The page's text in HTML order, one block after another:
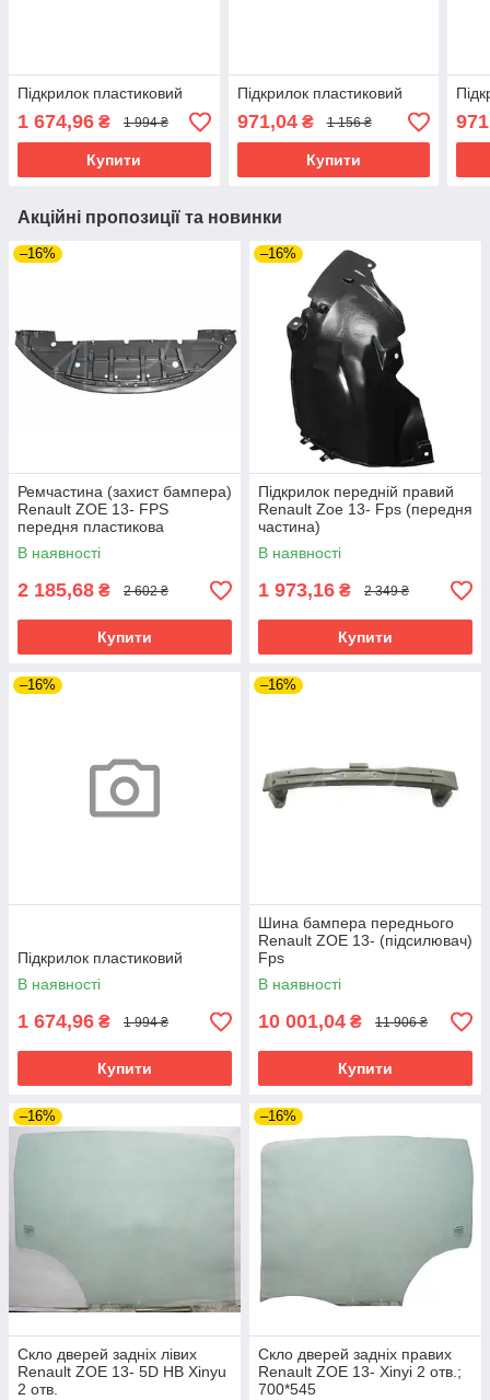
Підкрилок пластиковий
1 674,96 ₴ 1 994 ₴
Купити
Підкрилок пластиковий
971,04₴ 1 156 ₴
Купити
Акційні пропозиції та новинки
–16%
Ремчастина (захист бампера)
Renault ZOE 13- FPS
передня пластикова
В наявності
2 185,68 ₴ 2 602 ₴
Купити
–16%
Підкрилок передній правий
Renault Zoe 13- Fps (передня
частина)
В наявності
1 973,16 ₴ 2 349 ₴
Купити
–16%
Підкрилок пластиковий
В наявності
1 674,96 ₴ 1 994 ₴
Купити
–16%
Шина бампера переднього
Renault ZOE 13- (підсилювач)
Fps
В наявності
10 001,04 ₴ 11 906 ₴
Купити
–16%
Скло дверей задніх лівих
Renault ZOE 13- 5D HB Xinyu
2 отв.
–16%
Скло дверей задніх правих
Renault ZOE 13- Xinyi 2 отв.;
700*545